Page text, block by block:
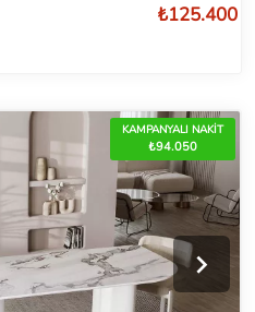
₺125.400
KAMPANYALI NAKİT
₺94.050